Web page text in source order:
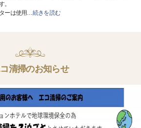
。
ーは使用…続きを読む
清掃のお知らせ